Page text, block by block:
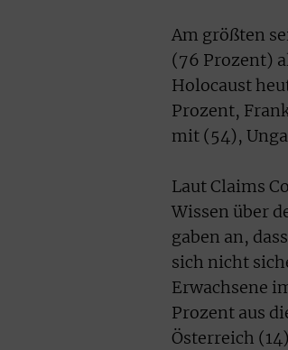
Am größten
(76 Prozent)
Holocaust
Prozent,
mit (54),
Laut Claims
Wissen über
gaben an,
sich nicht
Erwachsene
Prozent aus
Österreich